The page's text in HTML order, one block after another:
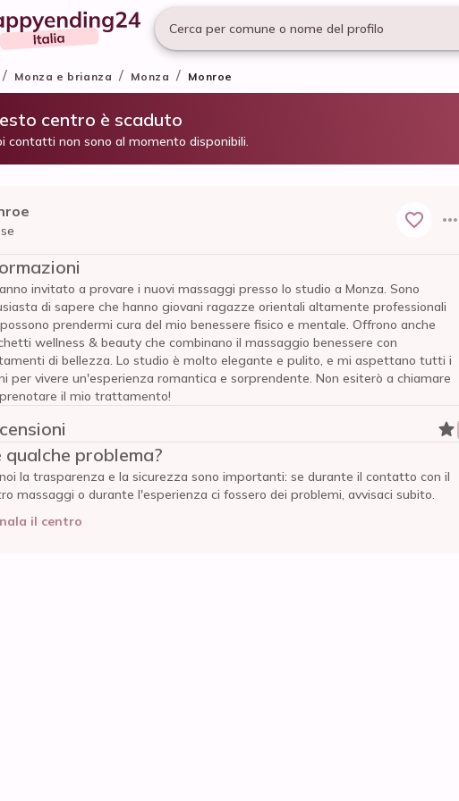
Cerca per comune o nome del profilo
/ Monza e brianza / Monza / Monroe
centro è scaduto
contatti non sono al momento disponibili.
invitato a provare i nuovi massaggi presso lo studio a Monza. Sono
di sapere che hanno giovani ragazze orientali altamente professionali
prendermi cura del mio benessere fisico e mentale. Offrono anche
wellness & beauty che combinano il massaggio benessere con
di bellezza. Lo studio è molto elegante e pulito, e mi aspettano tutti i
per vivere un'esperienza romantica e sorprendente. Non esiterò a chiamare
il mio trattamento!
qualche problema?
la trasparenza e la sicurezza sono importanti: se durante il contatto con il
massaggi o durante l'esperienza ci fossero dei problemi, avvisaci subito.
il centro